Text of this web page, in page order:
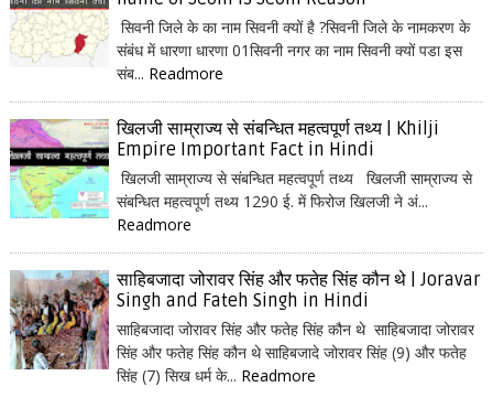
सिवनी जिले के का नाम सिवनी क्यों है ?सिवनी जिले के नामकरण के
संबंध में धारणा धारणा 01सिवनी नगर का नाम सिवनी क्यों पडा इस
संब... Readmore
खिलजी साम्राज्य से संबन्धित महत्वपूर्ण तथ्य | Khilji
Empire Important Fact in Hindi
खिलजी साम्राज्य से संबन्धित महत्वपूर्ण तथ्य खिलजी साम्राज्य से
संबन्धित महत्वपूर्ण तथ्य 1290 ई. में फिरोज खिलजी ने अं...
Readmore
साहिबजादा जोरावर सिंह और फतेह सिंह कौन थे | Joravar
Singh and Fateh Singh in Hindi
साहिबजादा जोरावर सिंह और फतेह सिंह कौन थे साहिबजादा जोरावर
सिंह और फतेह सिंह कौन थे साहिबजादे जोरावर सिंह (9) और फतेह
सिंह (7) सिख धर्म के... Readmore